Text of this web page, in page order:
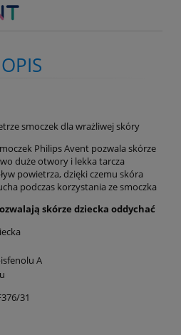
OPIS
smoczek dla wrażliwej skóry
Philips Avent pozwala skórze
duże otwory i lekka tarcza
powietrza, dzięki czemu skóra
podczas korzystania ze smoczka
skórze dziecka oddychać
A
31